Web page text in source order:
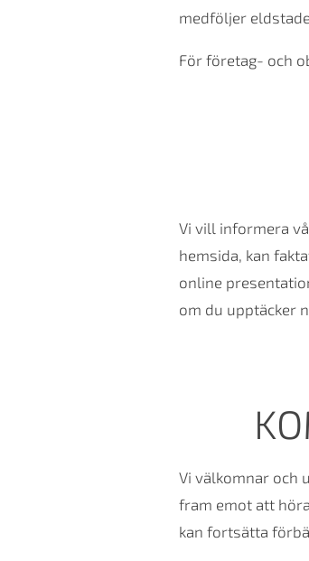
medföljer
För företag- och
Vi vill informera
hemsida, kan
online
om du upptäcker
Vi välkomnar och
fram emot att
kan fortsätta